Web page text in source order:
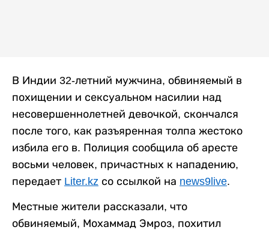
В Индии 32-летний мужчина, обвиняемый в
похищении и сексуальном насилии над
несовершеннолетней девочкой, скончался
после того, как разъяренная толпа жестоко
избила его в. Полиция сообщила об аресте
восьми человек, причастных к нападению,
передает Liter.kz со ссылкой на news9live.
Местные жители рассказали, что
обвиняемый, Мохаммад Эмроз, похитил